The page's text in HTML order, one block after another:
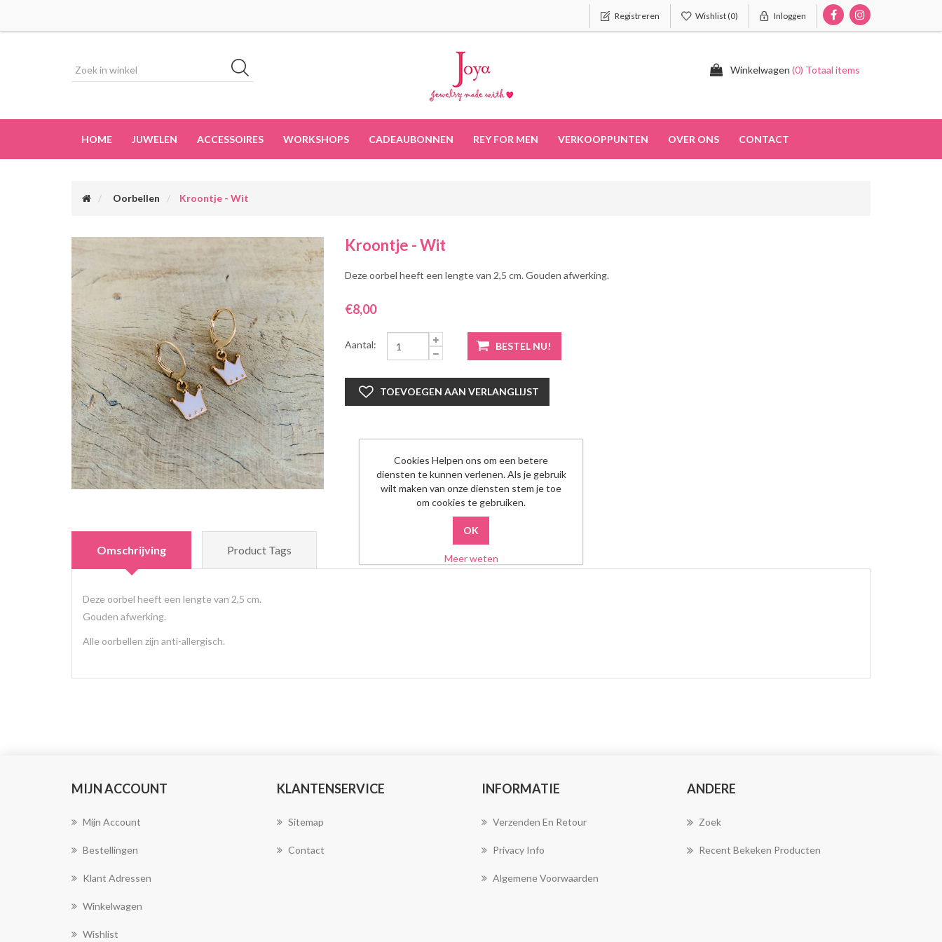
Registreren Wishlist(0) Inloggen
Winkelwagen (0) Totaal items
HOME JUWELEN ACCESSOIRES WORKSHOPS CADEAUBONNEN REY FOR MEN VERKOOPPUNTEN OVER ONS CONTACT
Oorbellen Kroontje - Wit
Kroontje - Wit
Deze oorbel heeft een lengte van 2,5 cm. Gouden afwerking.
€8,00
Aantal:
Omschrijving Product Tags
Deze oorbel heeft een lengte van 2,5 cm.
Gouden afwerking.
Alle oorbellen zijn anti-allergisch.
MIJN ACCOUNT
Mijn Account
Bestellingen
Klant Adressen
Winkelwagen
Wishlist
KLANTENSERVICE
Sitemap
Contact
INFORMATIE
Verzenden En Retour
Privacy Info
Algemene Voorwaarden
ANDERE
Zoek
Recent Bekeken Producten
Cookies Helpen ons om een betere
diensten te kunnen verlenen. Als je gebruik
wilt maken van onze diensten stem je toe
om cookies te gebruiken.
Meer weten